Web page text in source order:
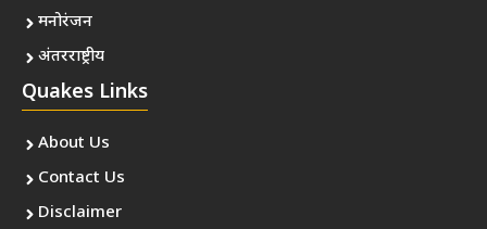
मनोरंजन
अंतरराष्ट्रीय
Quakes Links
About Us
Contact Us
Disclaimer